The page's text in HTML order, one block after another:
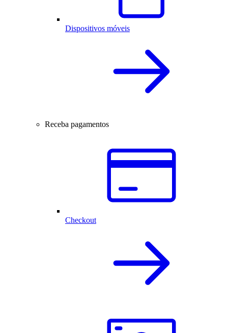
Dispositivos móveis
Receba pagamentos
Checkout